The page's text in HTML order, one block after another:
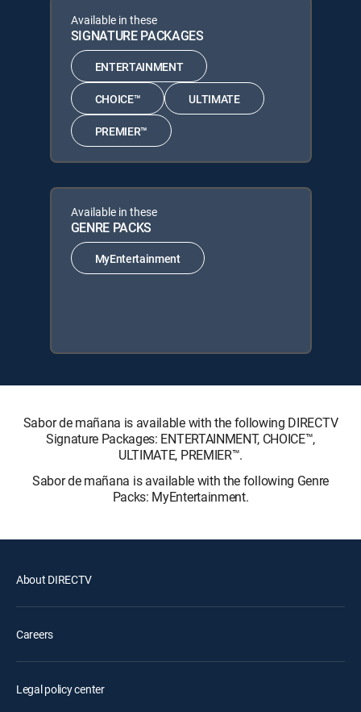
Available in these
SIGNATURE PACKAGES
ENTERTAINMENT
CHOICE™ ULTIMATE
PREMIER™
Available in these
GENRE PACKS
MyEntertainment
Sabor de mañana is available with the following DIRECTV
Signature Packages: ENTERTAINMENT, CHOICE™,
ULTIMATE, PREMIER™.
Sabor de mañana is available with the following Genre
Packs: MyEntertainment.
About DIRECTV
Careers
Legal policy center